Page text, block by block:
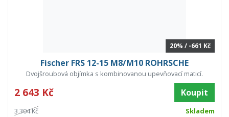
20% / -661 Kč
Fischer FRS 12-15 M8/M10 ROHRSCHE
Dvojšroubová objímka s kombinovanou upevňovací maticí.
2 643 Kč Koupit
3 304 Kč Skladem